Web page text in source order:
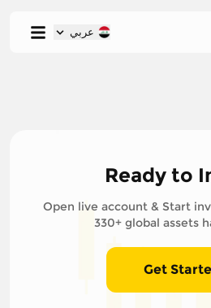
عربي
Ready to
Open live account & Start
330+ global assets
Get